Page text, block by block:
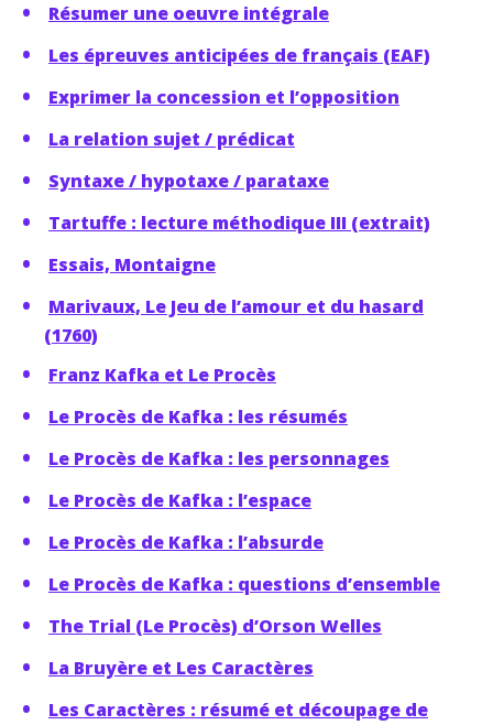
Résumer une oeuvre intégrale
Les épreuves anticipées de français (EAF)
Exprimer la concession et l’opposition
La relation sujet / prédicat
Syntaxe / hypotaxe / parataxe
Tartuffe : lecture méthodique III (extrait)
Essais, Montaigne
Marivaux, Le Jeu de l’amour et du hasard
(1760)
Franz Kafka et Le Procès
Le Procès de Kafka : les résumés
Le Procès de Kafka : les personnages
Le Procès de Kafka : l’espace
Le Procès de Kafka : l’absurde
Le Procès de Kafka : questions d’ensemble
The Trial (Le Procès) d’Orson Welles
La Bruyère et Les Caractères
Les Caractères : résumé et découpage de